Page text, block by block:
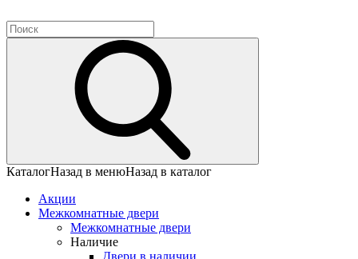
КаталогНазад в менюНазад в каталог
Акции
Межкомнатные двери
Межкомнатные двери
Наличие
Двери в наличии